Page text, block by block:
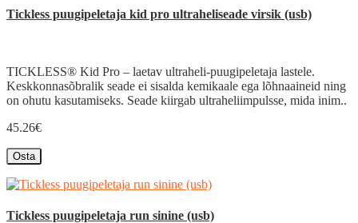
Tickless puugipeletaja kid pro ultraheliseade virsik (usb)
TICKLESS® Kid Pro – laetav ultraheli-puugipeletaja lastele.
Keskkonnasõbralik seade ei sisalda kemikaale ega lõhnaaineid ning
on ohutu kasutamiseks. Seade kiirgab ultraheliimpulsse, mida inim..
45.26€
Osta
Tickless puugipeletaja run sinine (usb)